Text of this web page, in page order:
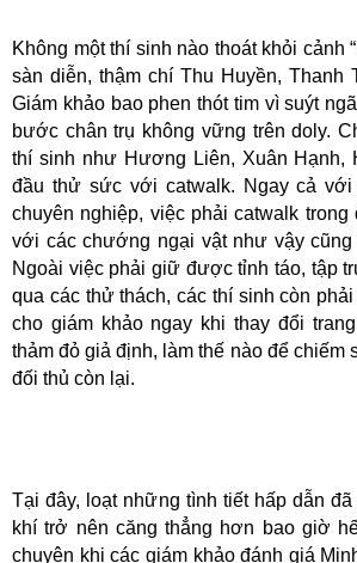
Không một thí sinh nào thoát khỏi cảnh
sàn diễn, thậm chí Thu Huyền, Thanh
Giám khảo bao phen thót tim vì suýt
bước chân trụ không vững trên doly.
thí sinh như Hương Liên, Xuân Hạnh,
đầu thử sức với catwalk. Ngay cả
chuyên nghiệp, việc phải catwalk trong
với các chướng ngại vật như vậy cũng
Ngoài việc phải giữ được tỉnh táo, tập
qua các thử thách, các thí sinh còn
cho giám khảo ngay khi thay đổi
thảm đỏ giả định, làm thế nào để chiếm
đối thủ còn lại.
Tại đây, loạt những tình tiết hấp dẫn
khí trở nên căng thẳng hơn bao giờ
chuyện khi các giám khảo đánh giá